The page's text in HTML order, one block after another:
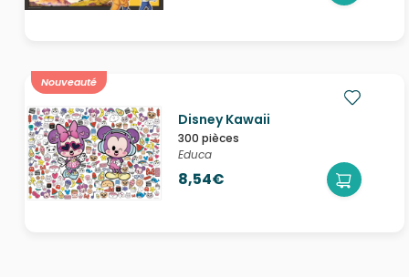
Nouveauté
Disney Kawaii
300 pièces
Educa
8,54€